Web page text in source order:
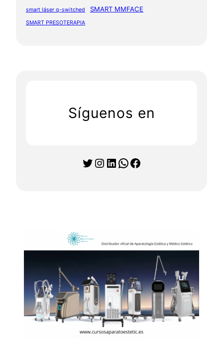
smart láser q-switched SMART MMFACE
SMART PRESOTERAPIA
Síguenos en
Twitter Instagram LinkedIn WhatsApp Facebook